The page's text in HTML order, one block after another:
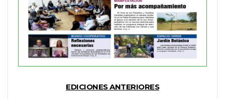
EDICIONES ANTERIORES